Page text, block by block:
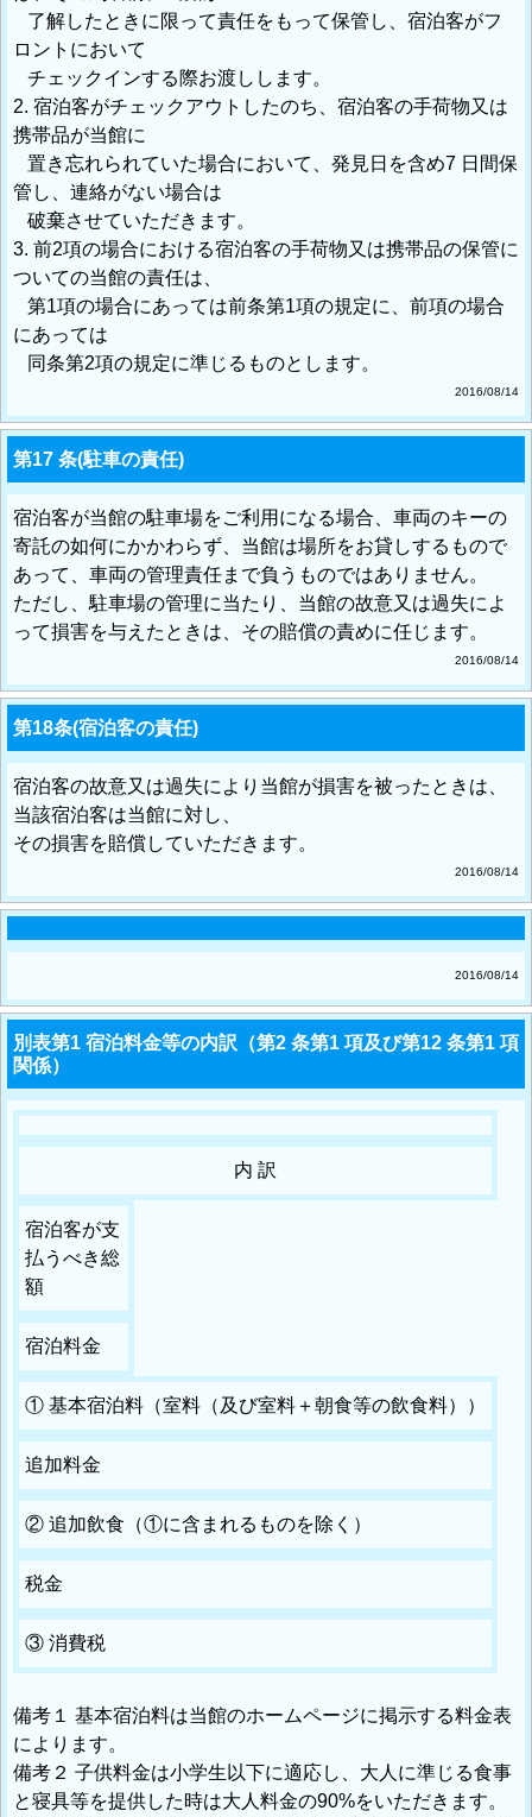
了解したときに限って責任をもって保管し、宿泊客がフ
ロントにおいて
チェックインする際お渡しします。
2. 宿泊客がチェックアウトしたのち、宿泊客の手荷物又は
携帯品が当館に
置き忘れられていた場合において、発見日を含め7 日間保
管し、連絡がない場合は
破棄させていただきます。
3. 前2項の場合における宿泊客の手荷物又は携帯品の保管に
ついての当館の責任は、
第1項の場合にあっては前条第1項の規定に、前項の場合
にあっては
同条第2項の規定に準じるものとします。
2016/08/14
第17 条(駐車の責任)
宿泊客が当館の駐車場をご利用になる場合、車両のキーの
寄託の如何にかかわらず、当館は場所をお貸しするもので
あって、車両の管理責任まで負うものではありません。
ただし、駐車場の管理に当たり、当館の故意又は過失によ
って損害を与えたときは、その賠償の責めに任じます。
2016/08/14
第18条(宿泊客の責任)
宿泊客の故意又は過失により当館が損害を被ったときは、
当該宿泊客は当館に対し、
その損害を賠償していただきます。
2016/08/14
2016/08/14
別表第1 宿泊料金等の内訳（第2 条第1 項及び第12 条第1 項
関係）
内 訳
宿泊客が支
払うべき総
額
宿泊料金
① 基本宿泊料（室料（及び室料＋朝食等の飲食料））
追加料金
② 追加飲食（①に含まれるものを除く）
税金
③ 消費税
備考１ 基本宿泊料は当館のホームページに掲示する料金表
によります。
備考２ 子供料金は小学生以下に適応し、大人に準じる食事
と寝具等を提供した時は大人料金の90%をいただきます。